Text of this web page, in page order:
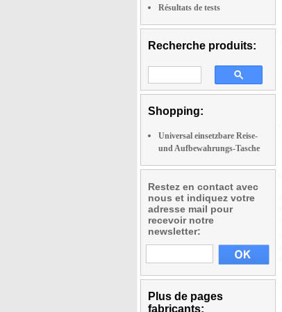
Résultats de tests
Recherche produits:
Shopping:
Universal einsetzbare Reise-
und Aufbewahrungs-Tasche
Restez en contact avec
nous et indiquez votre
adresse mail pour
recevoir notre
newsletter:
Plus de pages
fabricants: